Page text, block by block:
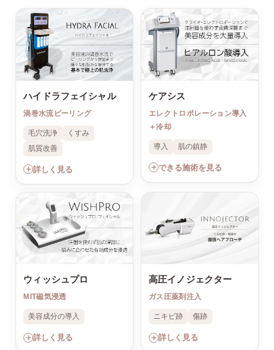
ハイドラフェイシャル
渦巻水流ピーリング
毛穴洗浄 くすみ
肌質改善
＋詳しく見る
ケアシス
エレクトロポレーション導入
＋冷却
導入 肌の鎮静
＋できる施術を見る
ウィッシュプロ
MIT磁気浸透
美容成分の導入
＋詳しく見る
高圧イノジェクター
ガス圧薬剤注入
ニキビ跡 傷跡
＋詳しく見る